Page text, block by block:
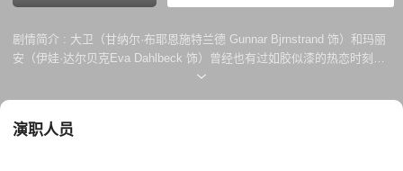
剧情简介 : 大卫（甘纳尔·布耶恩施特兰德 Gunnar Bjrnstrand 饰）和玛丽
安（伊娃·达尔贝克Eva Dahlbeck 饰）曾经也有过如胶似漆的热恋时刻，
但结婚之后，时间的流逝磨灭了两人之间的激情的火花，十五年后的今
也在背地里和名为卡尔（奥克·格伦贝里 ke Grnberg 饰）的男人有着不正
演职人员